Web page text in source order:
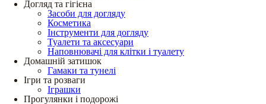
Догляд та гігієна
Засоби для догляду
Косметика
Інструменти для догляду
Туалети та аксесуари
Наповнювачі для клітки і туалету
Домашній затишок
Гамаки та тунелі
Ігри та розваги
Іграшки
Прогулянки і подорожі